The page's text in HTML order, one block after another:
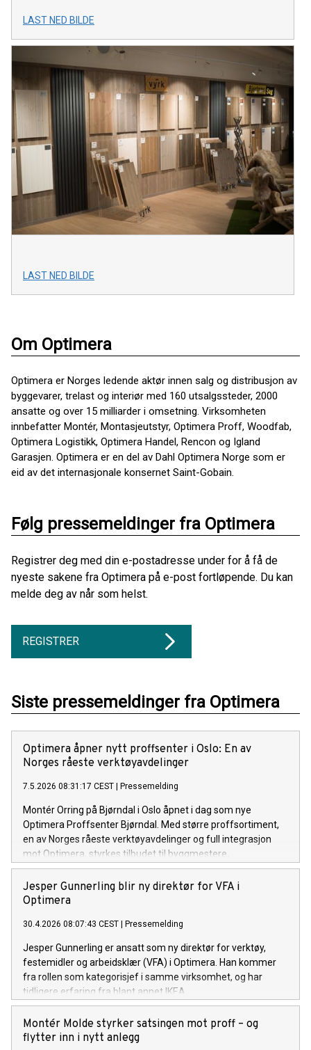
LAST NED BILDE
LAST NED BILDE
Om Optimera
Optimera er Norges ledende aktør innen salg og distribusjon av
byggevarer, trelast og interiør med 160 utsalgssteder, 2000
ansatte og over 15 milliarder i omsetning. Virksomheten
innbefatter Montér, Montasjeutstyr, Optimera Proff, Woodfab,
Optimera Logistikk, Optimera Handel, Rencon og Igland
Garasjen. Optimera er en del av Dahl Optimera Norge som er
eid av det internasjonale konsernet Saint-Gobain.
Følg pressemeldinger fra Optimera
Registrer deg med din e-postadresse under for å få de
nyeste sakene fra Optimera på e-post fortløpende. Du kan
melde deg av når som helst.
REGISTRER
Siste pressemeldinger fra Optimera
Optimera åpner nytt proffsenter i Oslo: En av
Norges råeste verktøyavdelinger
7.5.2026 08:31:17 CEST | Pressemelding
Montér Orring på Bjørndal i Oslo åpnet i dag som nye
Optimera Proffsenter Bjørndal. Med større proffsortiment,
en av Norges råeste verktøyavdelinger og full integrasjon
mot Optimera, styrkes tilbudet til byggmestere,
entreprenører og håndverkere i Oslo sør kraftig.
Jesper Gunnerling blir ny direktør for VFA i
Optimera
30.4.2026 08:07:43 CEST | Pressemelding
Jesper Gunnerling er ansatt som ny direktør for verktøy,
festemidler og arbeidsklær (VFA) i Optimera. Han kommer
fra rollen som kategorisjef i samme virksomhet, og har
tidligere erfaring fra blant annet IKEA.
Montér Molde styrker satsingen mot proff – og
flytter inn i nytt anlegg